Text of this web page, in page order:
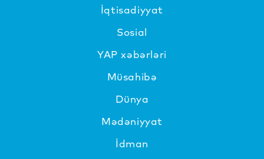
İqtisadiyyat
Sosial
YAP xəbərləri
Müsahibə
Dünya
Mədəniyyat
İdman